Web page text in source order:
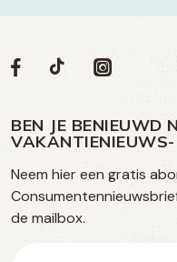
Volg
op
social
media
Social
Volg
op
Facebook
Volg
op
TikTok
Volg
op
Instagram
BEN JE BENIEUWD
Neem hier een gratis
de mailbox.